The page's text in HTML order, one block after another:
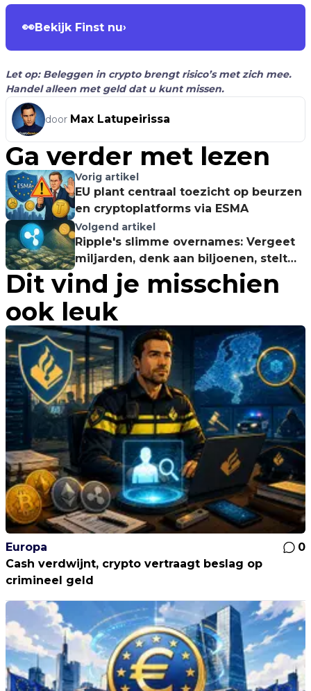
👀Bekijk Finst nu›
Let op: Beleggen in crypto brengt risico’s met zich mee.
Handel alleen met geld dat u kunt missen.
door Max Latupeirissa
Ga verder met lezen
Vorig artikel
EU plant centraal toezicht op beurzen
en cryptoplatforms via ESMA
Volgend artikel
Ripple's slimme overnames: Vergeet
miljarden, denk aan biljoenen, stelt
expert
Dit vind je misschien
ook leuk
Europa
0
Cash verdwijnt, crypto vertraagt beslag op
crimineel geld